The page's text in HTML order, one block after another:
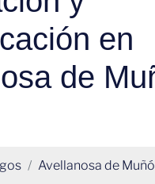
en
de
Avellanosa de Muñó